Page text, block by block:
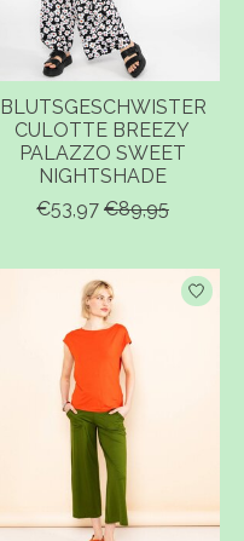
BLUTSGESCHWISTER
CULOTTE BREEZY
PALAZZO SWEET
NIGHTSHADE
€53,97 €89,95